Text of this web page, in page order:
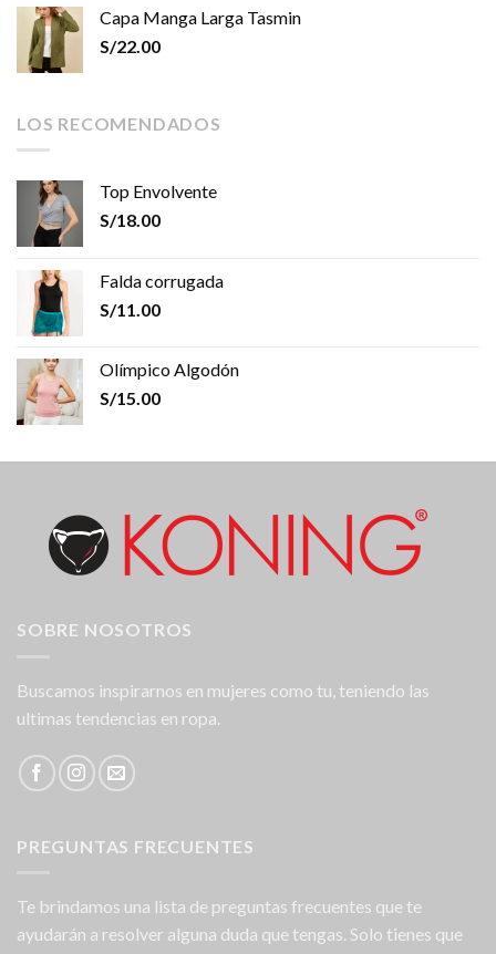
Capa Manga Larga Tasmin
S/22.00
LOS RECOMENDADOS
Top Envolvente
S/18.00
Falda corrugada
S/11.00
Olímpico Algodón
S/15.00
SOBRE NOSOTROS
Buscamos inspirarnos en mujeres como tu, teniendo las
ultimas tendencias en ropa.
PREGUNTAS FRECUENTES
Te brindamos una lista de preguntas frecuentes que te
ayudarán a resolver alguna duda que tengas. Solo tienes que